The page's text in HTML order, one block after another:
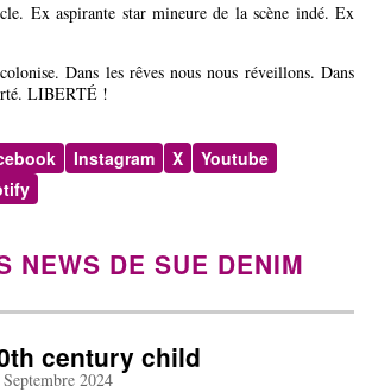
Ex aspirante star mineure de la scène indé. Ex
Dans les rêves nous nous réveillons. Dans
LIBERTÉ !
Instagram X
Youtube
NEWS DE SUE DENIM
century child
2024